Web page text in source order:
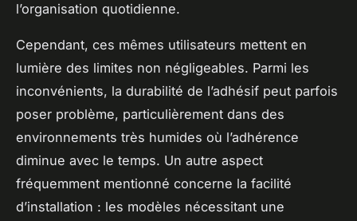
l’organisation quotidienne.
Cependant, ces mêmes utilisateurs mettent en
lumière des limites non négligeables. Parmi les
inconvénients, la durabilité de l’adhésif peut parfois
poser problème, particulièrement dans des
environnements très humides où l’adhérence
diminue avec le temps. Un autre aspect
fréquemment mentionné concerne la facilité
d’installation : les modèles nécessitant une